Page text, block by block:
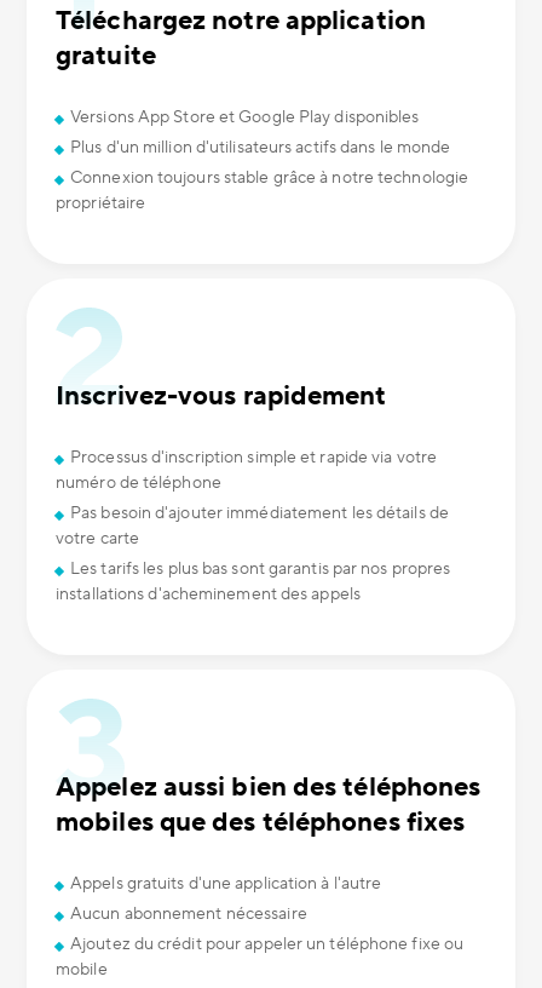
Téléchargez notre application
gratuite
Versions App Store et Google Play disponibles
Plus d'un million d'utilisateurs actifs dans le monde
Connexion toujours stable grâce à notre technologie
propriétaire
Inscrivez-vous rapidement
Processus d'inscription simple et rapide via votre
numéro de téléphone
Pas besoin d'ajouter immédiatement les détails de
votre carte
Les tarifs les plus bas sont garantis par nos propres
installations d'acheminement des appels
Appelez aussi bien des téléphones
mobiles que des téléphones fixes
Appels gratuits d'une application à l'autre
Aucun abonnement nécessaire
Ajoutez du crédit pour appeler un téléphone fixe ou
mobile